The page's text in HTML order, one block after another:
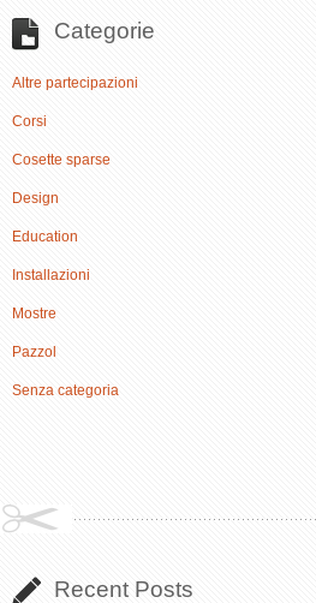
Categorie
Altre partecipazioni
Corsi
Cosette sparse
Design
Education
Installazioni
Mostre
Pazzol
Senza categoria
Recent Posts